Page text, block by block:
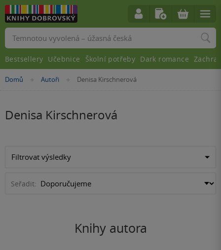
Nacházíte
Domů »Autoři »
Denisa Kirschnerová
Denisa Kirschnerová
Filtrovat výsledky
Seřadit:
Knihy autora
Vyhledávání
Bestsellery Učebnice Školní potřeby Dark romance